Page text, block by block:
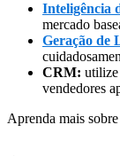
Inteligência
mercado
Geração de
CRM: utilize
vendedores
Aprenda mais